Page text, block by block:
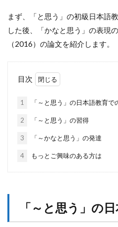
まず、「と思う」の初級日本語
した後、「かなと思う」の表現
（2016）の論文を紹介します。
目次
1 「～と思う」の日本語教育で
2 「～と思う」の習得
3 「～かなと思う」の発達
4 もっとご興味のある方は
「～と思う」の